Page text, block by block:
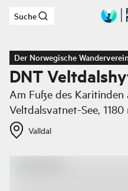
Zum Hauptinhalt
Suche
Der Norwegische Wanderverein
DNT
Am Fuße des Karitinden
Veltdalsvatnet-See, 1180
Valldal